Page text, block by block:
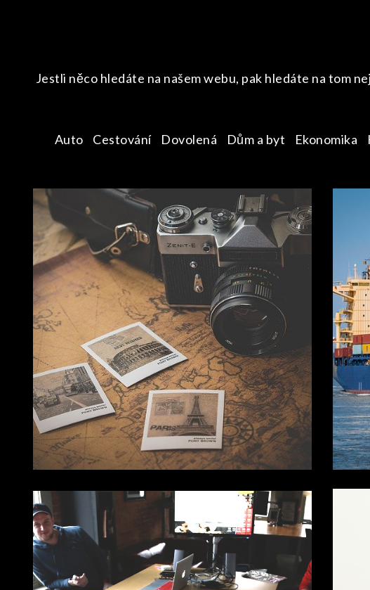
Jestli něco hledáte na našem webu, pak hledáte na tom
Auto Cestování Dovolená Dům a byt Ekonomika
CESTOVÁNÍ
Jak nejbezpečněji
cestovat?
SPOLEČNOST